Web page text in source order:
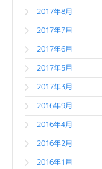
2017年8月
2017年7月
2017年6月
2017年5月
2017年3月
2016年9月
2016年4月
2016年2月
2016年1月